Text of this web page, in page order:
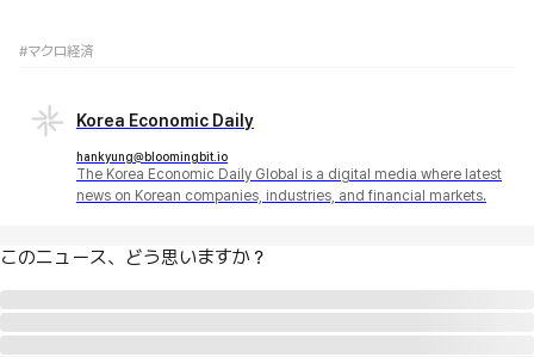
#マクロ経済
Korea Economic Daily
hankyung@bloomingbit.io
The Korea Economic Daily Global is a digital media where latest
news on Korean companies, industries, and financial markets.
このニュース、どう思いますか？